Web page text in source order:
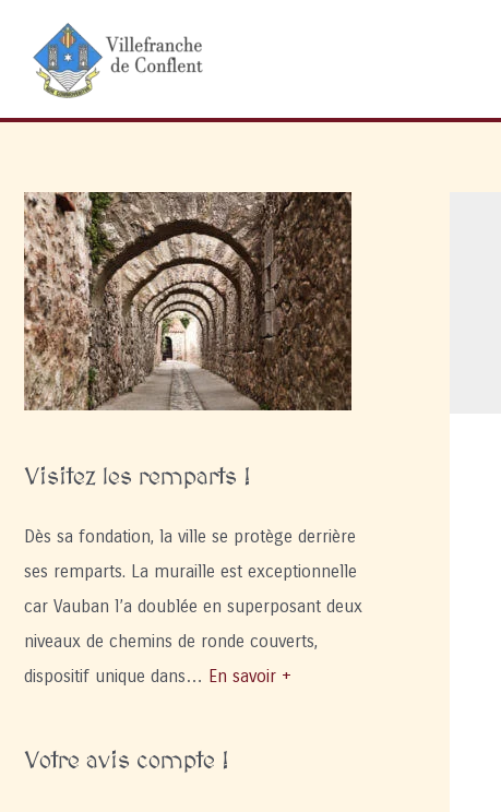
contenu
Visitez les remparts !
Dès sa fondation, la ville se protège derrière
ses remparts. La muraille est exceptionnelle
car Vauban l’a doublée en superposant deux
niveaux de chemins de ronde couverts,
dispositif unique dans… En savoir +
Votre avis compte !